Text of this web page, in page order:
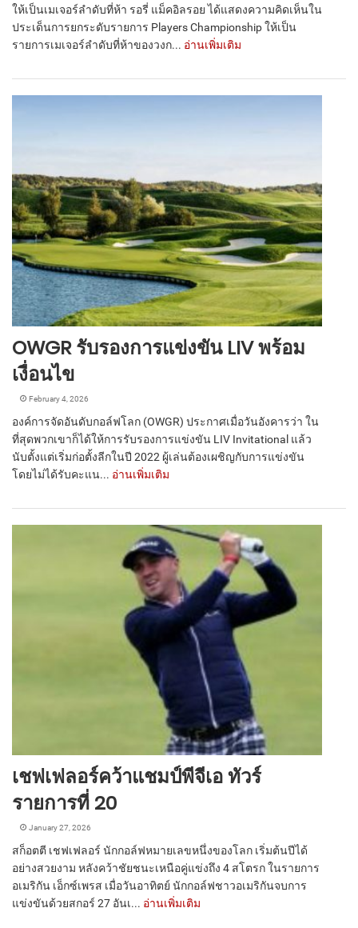
ให้เป็นเมเจอร์ลำดับที่ห้า รอรี่ แม็คอิลรอย ได้แสดงความคิดเห็นใน
ประเด็นการยกระดับรายการ Players Championship ให้เป็น
รายการเมเจอร์ลำดับที่ห้าของวงก... อ่านเพิ่มเติม
OWGR รับรองการแข่งขัน LIV พร้อม
เงื่อนไข
February 4, 2026
องค์การจัดอันดับกอล์ฟโลก (OWGR) ประกาศเมื่อวันอังคารว่า ใน
ที่สุดพวกเขาก็ได้ให้การรับรองการแข่งขัน LIV Invitational แล้ว
นับตั้งแต่เริ่มก่อตั้งลีกในปี 2022 ผู้เล่นต้องเผชิญกับการแข่งขัน
โดยไม่ได้รับคะแน... อ่านเพิ่มเติม
เชฟเฟลอร์คว้าแชมป์พีจีเอ ทัวร์
รายการที่ 20
January 27, 2026
สก็อตตี เชฟเฟลอร์ นักกอล์ฟหมายเลขหนึ่งของโลก เริ่มต้นปีได้
อย่างสวยงาม หลังคว้าชัยชนะเหนือคู่แข่งถึง 4 สโตรก ในรายการ
อเมริกัน เอ็กซ์เพรส เมื่อวันอาทิตย์ นักกอล์ฟชาวอเมริกันจบการ
แข่งขันด้วยสกอร์ 27 อันเ... อ่านเพิ่มเติม